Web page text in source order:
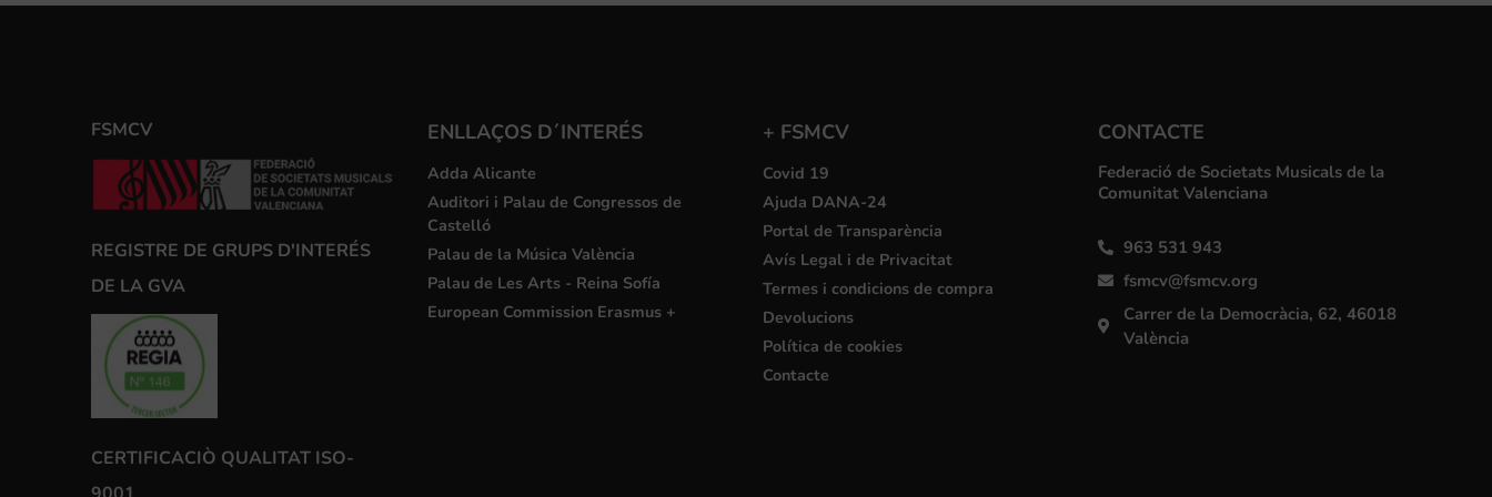
FSMCV
REGISTRE DE GRUPS D'INTERÉS
DE LA GVA
CERTIFICACIÒ QUALITAT ISO-
ENLLAÇOS D´INTERÉS
Adda Alicante
Auditori i Palau de Congressos de
Castelló
Palau de la Música València
Palau de Les Arts - Reina Sofía
European Commission Erasmus +
+ FSMCV
Covid 19
Ajuda DANA-24
Portal de Transparència
Avís Legal i de Privacitat
Termes i condicions de compra
Devolucions
Política de cookies
Contacte
CONTACTE
Federació de Societats Musicals de la
Comunitat Valenciana
963 531 943
fsmcv@fsmcv.org
Carrer de la Democràcia, 62, 46018
València